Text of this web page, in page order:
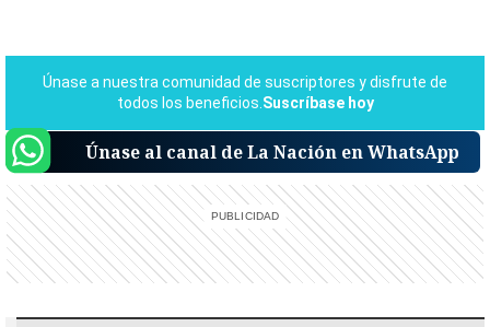
Únase al canal de La Nación en WhatsApp